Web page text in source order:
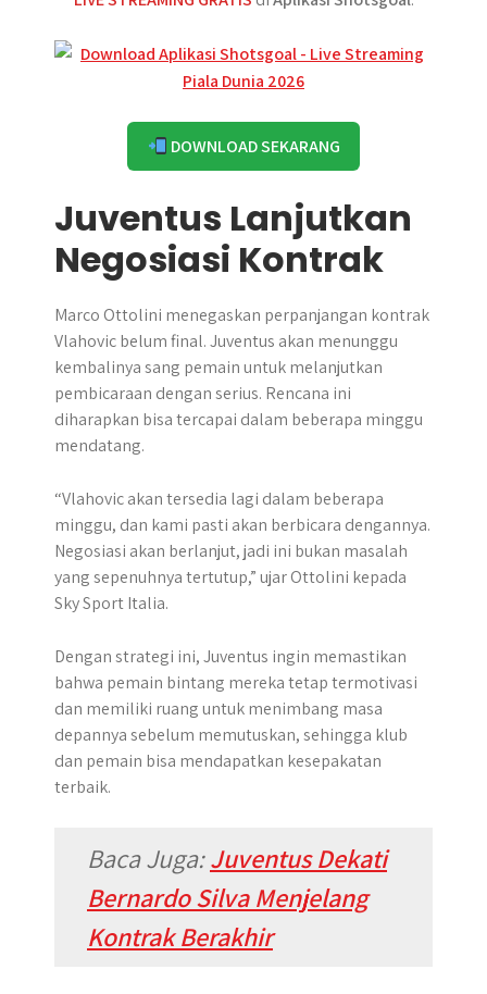
DOWNLOAD SEKARANG
Juventus Lanjutkan
Negosiasi Kontrak
Marco Ottolini menegaskan perpanjangan kontrak
Vlahovic belum final. Juventus akan menunggu
kembalinya sang pemain untuk melanjutkan
pembicaraan dengan serius. Rencana ini
diharapkan bisa tercapai dalam beberapa minggu
mendatang.
“Vlahovic akan tersedia lagi dalam beberapa
minggu, dan kami pasti akan berbicara dengannya.
Negosiasi akan berlanjut, jadi ini bukan masalah
yang sepenuhnya tertutup,” ujar Ottolini kepada
Sky Sport Italia.
Dengan strategi ini, Juventus ingin memastikan
bahwa pemain bintang mereka tetap termotivasi
dan memiliki ruang untuk menimbang masa
depannya sebelum memutuskan, sehingga klub
dan pemain bisa mendapatkan kesepakatan
terbaik.
Baca Juga:Juventus Dekati
Bernardo Silva Menjelang
Kontrak Berakhir